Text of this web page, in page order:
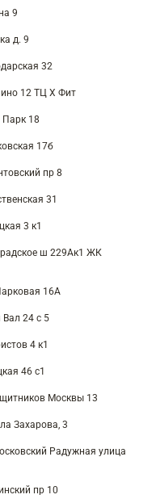
9
д. 9
32
12 ТЦ Х Фит
Парк 18
17б
пр 8
31
3 к1
ш 229Ак1 ЖК
16А
24 с 5
4 к1
46 с1
Москвы 13
Захарова, 3
Радужная улица
пр 10